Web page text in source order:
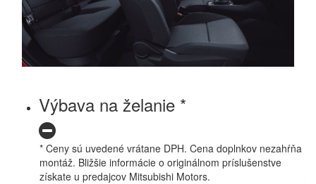
Výbava na želanie *
* Ceny sú uvedené vrátane DPH. Cena doplnkov nezahŕňa
montáž. Bližšie informácie o originálnom príslušenstve
získate u predajcov Mitsubishi Motors.